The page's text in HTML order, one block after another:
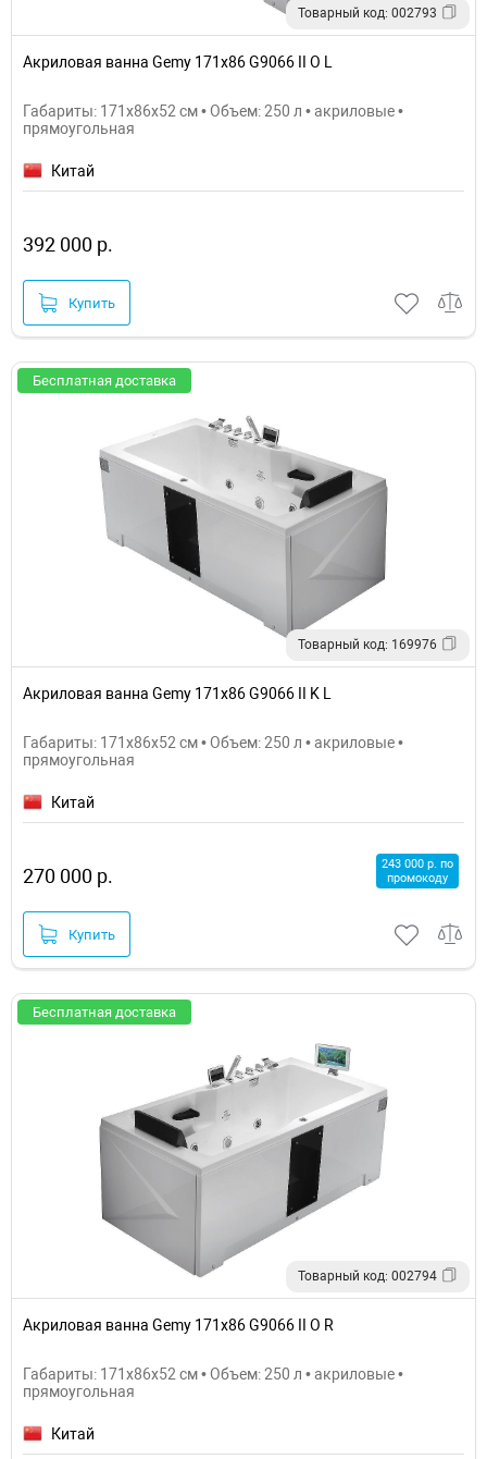
Товарный код: 002793
Акриловая ванна Gemy 171x86 G9066 II O L
Габариты: 171x86x52 см • Объем: 250 л • акриловые •
прямоугольная
Китай
392 000 р.
Купить
Бесплатная доставка
Товарный код: 169976
Акриловая ванна Gemy 171х86 G9066 II K L
Габариты: 171x86x52 см • Объем: 250 л • акриловые •
прямоугольная
Китай
270 000 р.
243 000 р. по
промокоду
Купить
Бесплатная доставка
Товарный код: 002794
Акриловая ванна Gemy 171x86 G9066 II O R
Габариты: 171x86x52 см • Объем: 250 л • акриловые •
прямоугольная
Китай